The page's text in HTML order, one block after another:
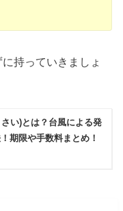
持っていきましょ
い)とは？台風による発
期限や手数料まとめ！